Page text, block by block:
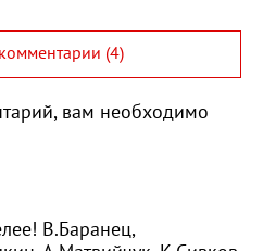
(4)
вам необходимо
В.Баранец,